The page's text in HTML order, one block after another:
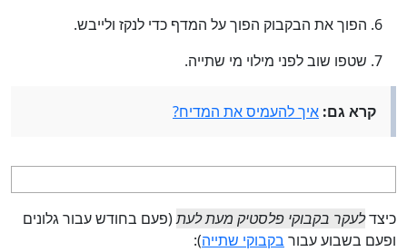
הפוך את הבקבוק הפוך על המדף כדי לנקז ולייבש.
שטפו שוב לפני מילוי מי שתייה.
קרא גם: איך להעמיס את המדיח?
כיצדלעקר בקבוקי פלסטיק מעת לעת(פעם בחודש עבור גלונים
ופעם בשבוע עבור בקבוקי שתייה):